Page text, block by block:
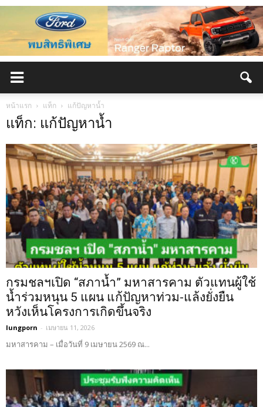
หน้าแรก แท็ก แก้ปัญหาน้ำ
แท็ก: แก้ปัญหาน้ำ
กรมชลฯเปิด “สภาน้ำ” มหาสารคาม ตัวแทนผู้ใช้
น้ำร่วมหนุน 5 แผน แก้ปัญหาท่วม-แล้งยั่งยืน
หวังเห็นโครงการเกิดขึ้นจริง
lungporn - เมษายน 11, 2026
มหาสารคาม – เมื่อวันที่ 9 เมษายน 2569 ณ...